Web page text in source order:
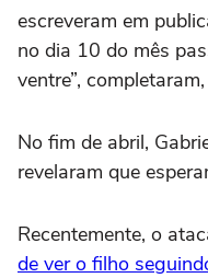
escreveram em
no dia 10 do mês
ventre”,
No fim de abril,
revelaram que
Recentemente, o
de ver o filho